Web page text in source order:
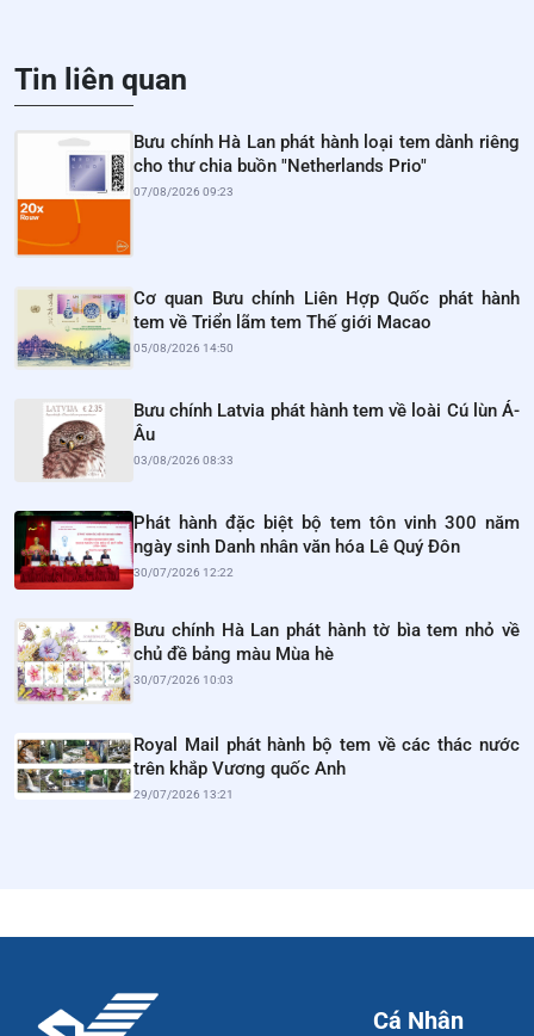
Tin liên quan
Bưu chính Hà Lan phát hành loại tem dành riêng
cho thư chia buồn "Netherlands Prio"
07/08/2026 09:23
Cơ quan Bưu chính Liên Hợp Quốc phát hành
tem về Triển lãm tem Thế giới Macao
05/08/2026 14:50
Bưu chính Latvia phát hành tem về loài Cú lùn Á-
Âu
03/08/2026 08:33
Phát hành đặc biệt bộ tem tôn vinh 300 năm
ngày sinh Danh nhân văn hóa Lê Quý Đôn
30/07/2026 12:22
Bưu chính Hà Lan phát hành tờ bìa tem nhỏ về
chủ đề bảng màu Mùa hè
30/07/2026 10:03
Royal Mail phát hành bộ tem về các thác nước
trên khắp Vương quốc Anh
29/07/2026 13:21
Cá Nhân